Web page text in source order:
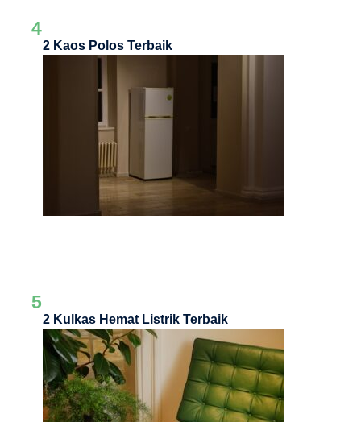
4
2 Kaos Polos Terbaik
5
2 Kulkas Hemat Listrik Terbaik